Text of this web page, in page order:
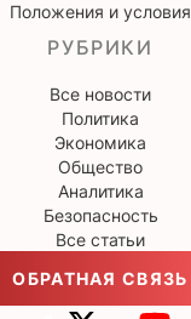
Положения и условия
РУБРИКИ
Все новости
Политика
Экономика
Общество
Аналитика
Безопасность
Все статьи
ОБРАТНАЯ СВЯЗЬ